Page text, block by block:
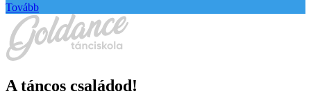
Tovább
A táncos családod!